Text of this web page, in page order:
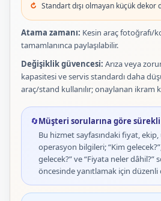
Standart dışı olmayan küçük dekor
Atama zamanı: Kesin araç fotoğrafı/
tamamlanınca paylaşılabilir.
Değişiklik güvencesi: Arıza veya
kapasitesi ve servis standardı daha
araç/stand kullanılır; onaylanan ikram
🔄Müşteri sorularına göre
Bu hizmet sayfasındaki fiyat,
operasyon bilgileri; “Kim
gelecek?” ve “Fiyata neler dâhil?”
öncesinde yanıtlamak için